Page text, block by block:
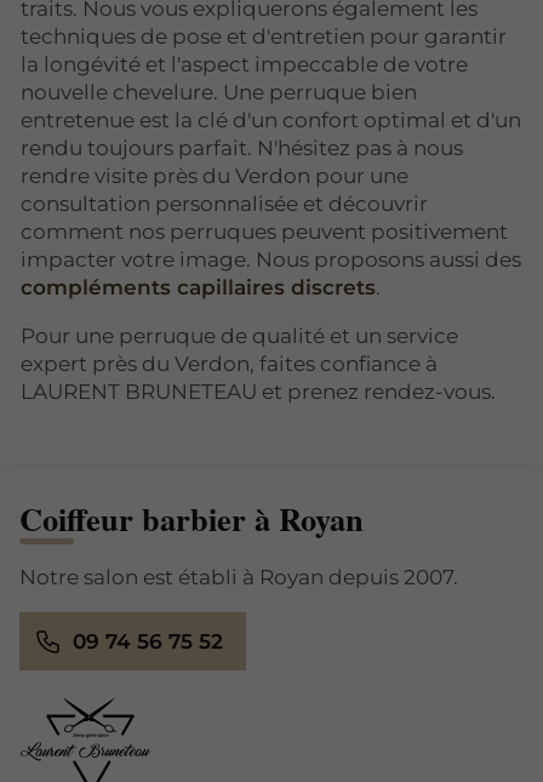
traits. Nous vous expliquerons également les
techniques de pose et d'entretien pour garantir
la longévité et l'aspect impeccable de votre
nouvelle chevelure. Une perruque bien
entretenue est la clé d'un confort optimal et d'un
rendu toujours parfait. N'hésitez pas à nous
rendre visite près du Verdon pour une
consultation personnalisée et découvrir
comment nos perruques peuvent positivement
impacter votre image. Nous proposons aussi des
compléments capillaires discrets.
Pour une perruque de qualité et un service
expert près du Verdon, faites confiance à
LAURENT BRUNETEAU et prenez rendez-vous.
Coiffeur barbier à Royan
Notre salon est établi à Royan depuis 2007.
09 74 56 75 52